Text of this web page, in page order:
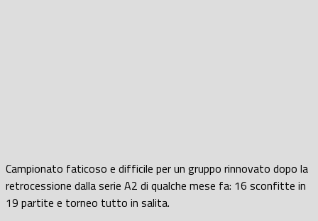
Campionato faticoso e difficile per un gruppo rinnovato dopo la
retrocessione dalla serie A2 di qualche mese fa: 16 sconfitte in
19 partite e torneo tutto in salita.